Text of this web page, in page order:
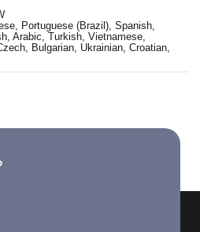
Portuguese (Brazil), Spanish,
Arabic, Turkish, Vietnamese,
Bulgarian, Ukrainian, Croatian,